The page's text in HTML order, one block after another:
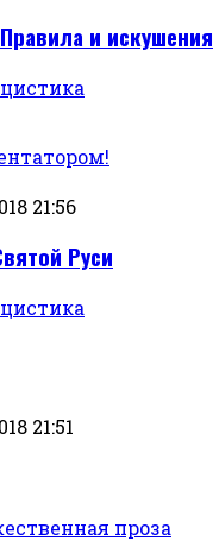
и искушения
21:56
Руси
21:51
проза